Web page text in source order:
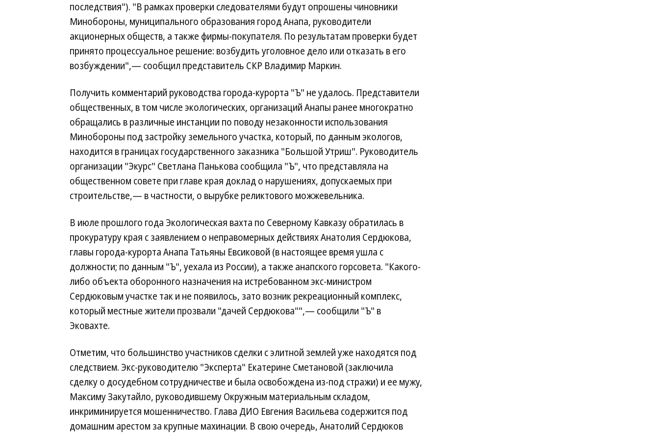
последствия"). "В рамках проверки следователями будут опрошены чиновники
Минобороны, муниципального образования город Анапа, руководители
акционерных обществ, а также фирмы-покупателя. По результатам проверки будет
принято процессуальное решение: возбудить уголовное дело или отказать в его
возбуждении",— сообщил представитель СКР Владимир Маркин.
Получить комментарий руководства города-курорта "Ъ" не удалось. Представители
общественных, в том числе экологических, организаций Анапы ранее многократно
обращались в различные инстанции по поводу незаконности использования
Минобороны под застройку земельного участка, который, по данным экологов,
находится в границах государственного заказника "Большой Утриш". Руководитель
организации "Экурс" Светлана Панькова сообщила "Ъ", что представляла на
общественном совете при главе края доклад о нарушениях, допускаемых при
строительстве,— в частности, о вырубке реликтового можжевельника.
В июле прошлого года Экологическая вахта по Северному Кавказу обратилась в
прокуратуру края с заявлением о неправомерных действиях Анатолия Сердюкова,
главы города-курорта Анапа Татьяны Евсиковой (в настоящее время ушла с
должности; по данным "Ъ", уехала из России), а также анапского горсовета. "Какого-
либо объекта оборонного назначения на истребованном экс-министром
Сердюковым участке так и не появилось, зато возник рекреационный комплекс,
который местные жители прозвали "дачей Сердюкова"",— сообщили "Ъ" в
Эковахте.
Отметим, что большинство участников сделки с элитной землей уже находятся под
следствием. Экс-руководителю "Эксперта" Екатерине Сметановой (заключила
сделку о досудебном сотрудничестве и была освобождена из-под стражи) и ее мужу,
Максиму Закутайло, руководившему Окружным материальным складом,
инкриминируется мошенничество. Глава ДИО Евгения Васильева содержится под
домашним арестом за крупные махинации. В свою очередь, Анатолий Сердюков